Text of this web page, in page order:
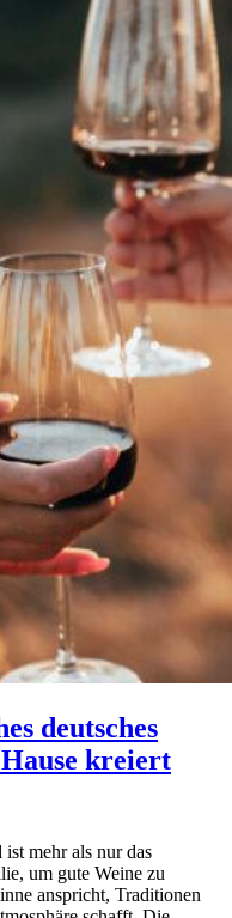
deutsches
kreiert
mehr als nur das
um gute Weine zu
anspricht, Traditionen